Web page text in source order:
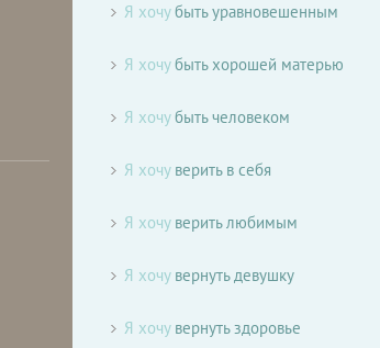
Я хочубыть уравновешенным
Я хочубыть хорошей матерью
Я хочубыть человеком
Я хочуверить в себя
Я хочуверить любимым
Я хочувернуть девушку
Я хочувернуть здоровье